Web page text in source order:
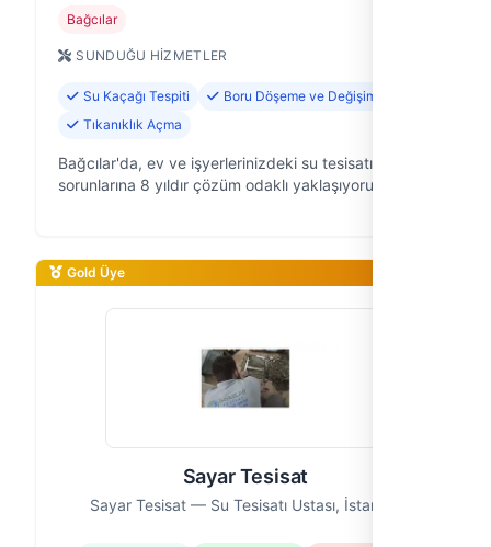
Bağcılar
SUNDUĞU HIZMETLER
Su Kaçağı Tespiti
Boru Döşeme ve Değişimi
Tıkanıklık Açma
Bağcılar'da, ev ve işyerlerinizdeki su tesisatı
sorunlarına 8 yıldır çözüm odaklı yaklaşıyoruz. Prof
Gold Üye
Sayar Tesisat
Sayar Tesisat — Su Tesisatı Ustası, İstanbul